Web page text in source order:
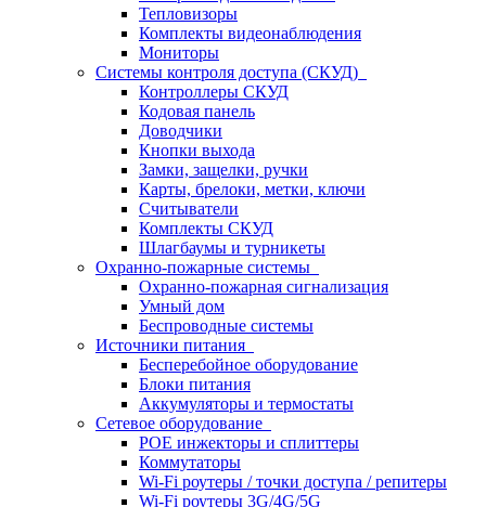
Тепловизоры
Комплекты видеонаблюдения
Мониторы
Системы контроля доступа (СКУД)
Контроллеры СКУД
Кодовая панель
Доводчики
Кнопки выхода
Замки, защелки, ручки
Карты, брелоки, метки, ключи
Считыватели
Комплекты СКУД
Шлагбаумы и турникеты
Охранно-пожарные системы
Охранно-пожарная сигнализация
Умный дом
Беспроводные системы
Источники питания
Бесперебойное оборудование
Блоки питания
Аккумуляторы и термостаты
Сетевое оборудование
POE инжекторы и сплиттеры
Коммутаторы
Wi-Fi роутеры / точки доступа / репитеры
Wi-Fi роутеры 3G/4G/5G